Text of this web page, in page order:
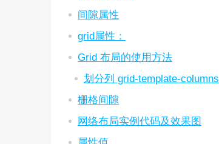
间隙属性
grid属性：
Grid 布局的使用方法
划分列 grid-template-columns
栅格间隙
网络布局实例代码及效果图